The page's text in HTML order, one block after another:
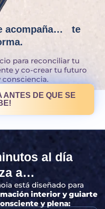
acompaña… te
para reconciliar tu
y co-crear tu futuro
ANTES DE QUE SE
al día
a…
está diseñado para
interior y guiarte
y plena: